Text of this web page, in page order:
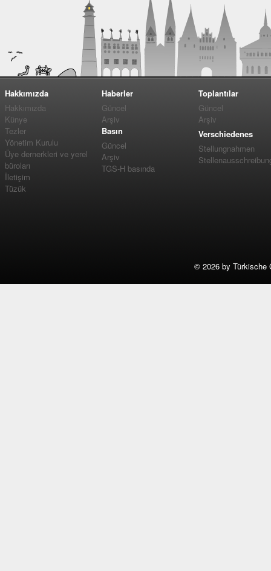
Hakkımızda
Hakkımızda
Künye
Tezler
Yönetim Kurulu
Üye dernerkleri ve yerel
büroları
İletişim
Tüzük
Haberler
Güncel
Arşiv
Basın
Güncel
Arşiv
TGS-H basında
Toplantılar
Güncel
Arşiv
Verschiedenes
Stellungnahmen
© 2026 by Türkische